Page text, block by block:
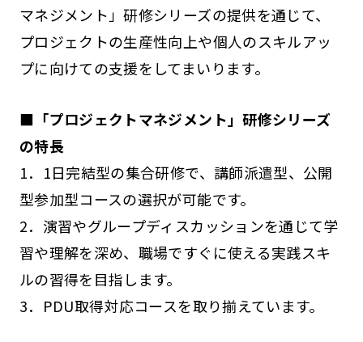
マネジメント」研修シリーズの提供を通じて、
プロジェクトの生産性向上や個人のスキルアッ
プに向けての支援をしてまいります。
■「プロジェクトマネジメント」研修シリーズ
の特長
1．1日完結型の集合研修で、講師派遣型、公開
型参加型コースの選択が可能です。
2．演習やグループディスカッションを通じて学
習や理解を深め、職場ですぐに使える実践スキ
ルの習得を目指します。
3．PDU取得対応コースを取り揃えています。